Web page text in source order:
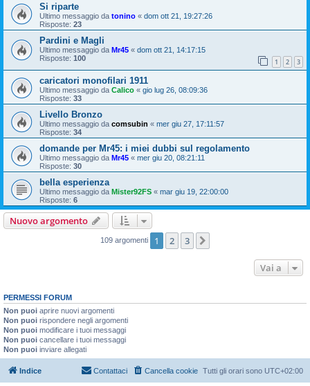
Si riparte
Ultimo messaggio da tonino « dom ott 21, 19:27:26
Risposte: 23
Pardini e Magli
Ultimo messaggio da Mr45 « dom ott 21, 14:17:15
Risposte: 100 1 2 3
caricatori monofilari 1911
Ultimo messaggio da Calico « gio lug 26, 08:09:36
Risposte: 33
Livello Bronzo
Ultimo messaggio da comsubin « mer giu 27, 17:11:57
Risposte: 34
domande per Mr45: i miei dubbi sul regolamento
Ultimo messaggio da Mr45 « mer giu 20, 08:21:11
Risposte: 30
bella esperienza
Ultimo messaggio da Mister92FS « mar giu 19, 22:00:00
Risposte: 6
Nuovo argomento
109 argomenti 1 2 3
Vai a
PERMESSI FORUM
Non puoi aprire nuovi argomenti
Non puoi rispondere negli argomenti
Non puoi modificare i tuoi messaggi
Non puoi cancellare i tuoi messaggi
Non puoi inviare allegati
Indice Tutti gli orari sono UTC+02:00
Cancella cookie
Contattaci